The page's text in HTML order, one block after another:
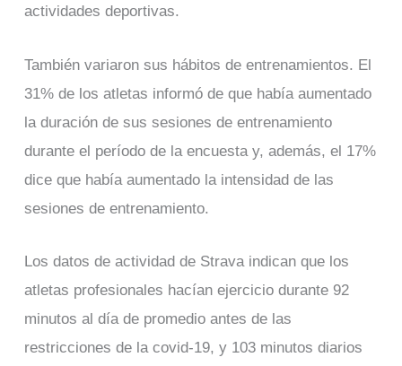
actividades deportivas.
También variaron sus hábitos de entrenamientos. El
31% de los atletas informó de que había aumentado
la duración de sus sesiones de entrenamiento
durante el período de la encuesta y, además, el 17%
dice que había aumentado la intensidad de las
sesiones de entrenamiento.
Los datos de actividad de Strava indican que los
atletas profesionales hacían ejercicio durante 92
minutos al día de promedio antes de las
restricciones de la covid-19, y 103 minutos diarios